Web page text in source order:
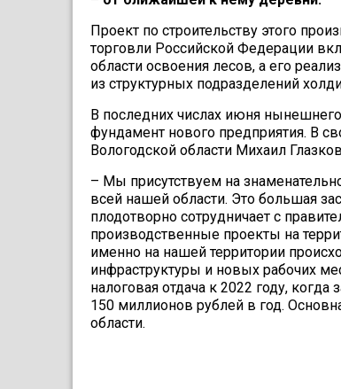
Проект по строительству этого
торговли Российской Фе­дерации
области освоения лесов, а его
из струк­турных подразделений
В последних числах июня
фундамент нового предприятия. В
Во­логодской области Михаил
– Мы присутствуем на
всей нашей области. Это большая
плодотворно со­трудничает с
производственные проекты на
именно на нашей территории
инфраструктуры и новых рабочих
налоговая отдача к 2022 году,
150 миллионов рублей в год.
области.